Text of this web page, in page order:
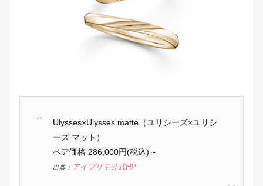
Ulysses×Ulysses matte（ユリシーズ×ユリシ
ーズ マット）
ペア価格 286,000円(税込)～
出典： アイプリモ公式HP